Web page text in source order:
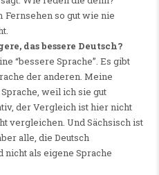
Fernsehen so gut wie nie
das bessere Deutsch?
“bessere Sprache”. Es gibt
der anderen. Meine
weil ich sie gut
der Vergleich ist hier nicht
vergleichen. Und Sächsisch ist
alle, die Deutsch
nicht als eigene Sprache